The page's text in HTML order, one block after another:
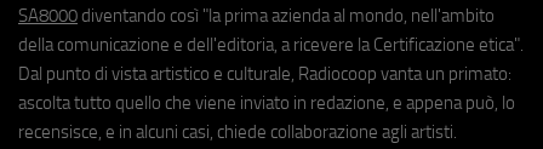
SA8000 diventando così "la prima azienda al mondo, nell'ambito
della comunicazione e dell'editoria, a ricevere la Certificazione etica".
Dal punto di vista artistico e culturale, Radiocoop vanta un primato:
ascolta tutto quello che viene inviato in redazione, e appena può, lo
recensisce, e in alcuni casi, chiede collaborazione agli artisti.